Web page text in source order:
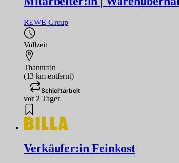
REWE Group
Vollzeit
Thannrain
(13 km entfernt)
Schichtarbeit
vor 2 Tagen
Verkäufer:in Feinkost